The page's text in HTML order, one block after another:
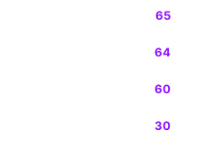
65
64
60
30